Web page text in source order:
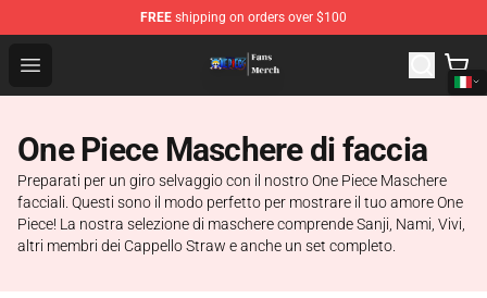
FREE shipping on orders over $100
Open menu
One Piece Store - Official One Piece Merchandise Shop
One Piece Maschere di faccia
Preparati per un giro selvaggio con il nostro One Piece Maschere
facciali. Questi sono il modo perfetto per mostrare il tuo amore One
Piece! La nostra selezione di maschere comprende Sanji, Nami, Vivi,
altri membri dei Cappello Straw e anche un set completo.